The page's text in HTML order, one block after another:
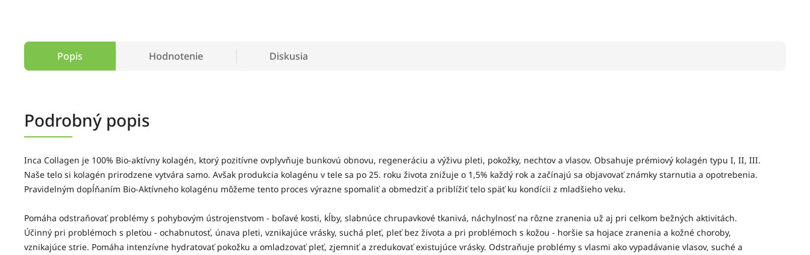
Popis Hodnotenie Diskusia
Podrobný popis
Inca Collagen je 100% Bio-aktívny kolagén, ktorý pozitívne ovplyvňuje bunkovú obnovu, regeneráciu a výživu pleti, pokožky, nechtov a vlasov. Obsahuje prémiový kolagén typu I, II, III.
Naše telo si kolagén prirodzene vytvára samo. Avšak produkcia kolagénu v tele sa po 25. roku života znižuje o 1,5% každý rok a začínajú sa objavovať známky starnutia a opotrebenia.
Pravidelným dopĺňaním Bio-Aktívneho kolagénu môžeme tento proces výrazne spomaliť a obmedziť a priblížiť telo späť ku kondícii z mladšieho veku.
Pomáha odstraňovať problémy s pohybovým ústrojenstvom - boľavé kosti, kĺby, slabnúce chrupavkové tkanivá, náchylnosť na rôzne zranenia už aj pri celkom bežných aktivitách.
Účinný pri problémoch s pleťou - ochabnutosť, únava pleti, vznikajúce vrásky, suchá pleť, pleť bez života a pri problémoch s kožou - horšie sa hojace zranenia a kožné choroby,
vznikajúce strie. Pomáha intenzívne hydratovať pokožku a omladzovať pleť, zjemniť a zredukovať existujúce vrásky. Odstraňuje problémy s vlasmi ako vypadávanie vlasov, suché a